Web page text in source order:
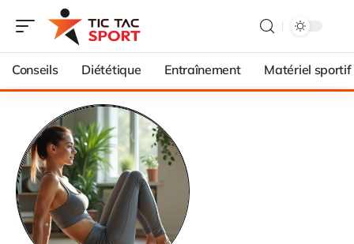
Conseils Diététique Entraînement Matériel sportif